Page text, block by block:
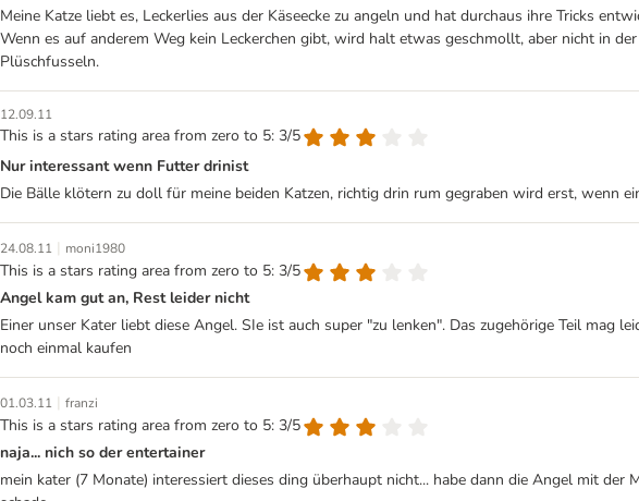
Meine Katze liebt es, Leckerlies aus der Käseecke zu angeln und hat durchaus ihre Tricks
Wenn es auf anderem Weg kein Leckerchen gibt, wird halt etwas geschmollt, aber nicht in
Plüschfusseln.
12.09.11
This is a stars rating area from zero to 5: 3/5
Nur interessant wenn Futter drinist
Die Bälle klötern zu doll für meine beiden Katzen, richtig drin rum gegraben wird erst, wenn
24.08.11 | moni1980
This is a stars rating area from zero to 5: 3/5
Angel kam gut an, Rest leider nicht
Einer unser Kater liebt diese Angel. SIe ist auch super "zu lenken". Das zugehörige Teil mag
noch einmal kaufen
01.03.11 | franzi
This is a stars rating area from zero to 5: 3/5
naja... nich so der entertainer
mein kater (7 Monate) interessiert dieses ding überhaupt nicht... habe dann die Angel mit